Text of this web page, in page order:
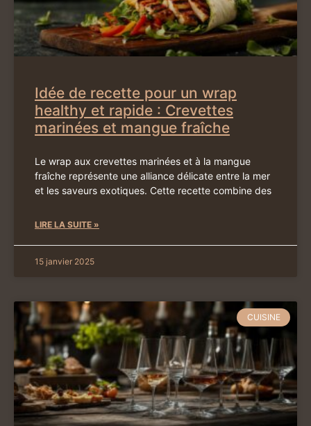
Idée de recette pour un wrap
healthy et rapide : Crevettes
marinées et mangue fraîche
Le wrap aux crevettes marinées et à la mangue
fraîche représente une alliance délicate entre la mer
et les saveurs exotiques. Cette recette combine des
LIRE LA SUITE »
15 janvier 2025
CUISINE